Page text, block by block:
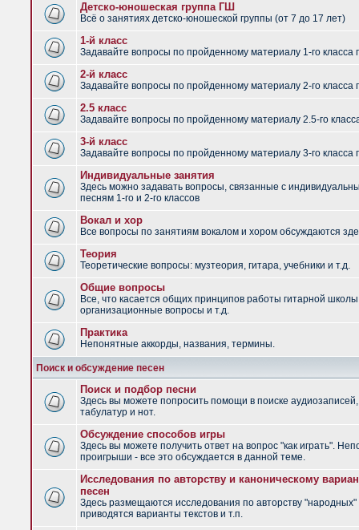
Детско-юношеская группа ГШ
Всё о занятиях детско-юношеской группы (от 7 до 17 лет)
1-й класс
Задавайте вопросы по пройденному материалу 1-го класса
2-й класс
Задавайте вопросы по пройденному материалу 2-го класса
2.5 класс
Задавайте вопросы по пройденному материалу 2.5-го
3-й класс
Задавайте вопросы по пройденному материалу 3-го класса
Индивидуальные занятия
Здесь можно задавать вопросы, связанные с
песням 1-го и 2-го классов
Вокал и хор
Все вопросы по занятиям вокалом и хором обсуждаются
Теория
Теоретические вопросы: музтеория, гитара, учебники и т.д.
Общие вопросы
Все, что касается общих принципов работы гитарной
организационные вопросы и т.д.
Практика
Непонятные аккорды, названия, термины.
Поиск и обсуждение песен
Поиск и подбор песни
Здесь вы можете попросить помощи в поиске аудиозаписей,
табулатур и нот.
Обсуждение способов игры
Здесь вы можете получить ответ на вопрос "как играть".
проигрыши - все это обсуждается в данной теме.
Исследования по авторству и каноническому
песен
Здесь размещаются исследования по авторству "народных"
приводятся варианты текстов и т.п.